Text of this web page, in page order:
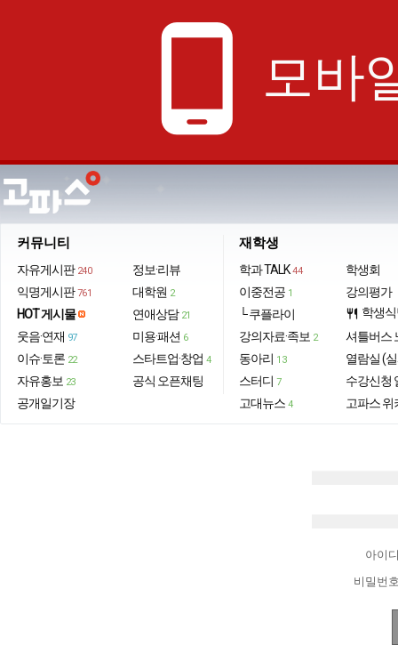
phone_android 모바
커뮤니티
자유게시판 240
익명게시판 761
HOT 게시물
웃음·연재 97
이슈·토론 22
자유홍보 23
공개일기장
정보·리뷰
대학원 2
연애상담 21
미용·패션 6
스타트업·창업 4
공식 오픈채팅
재학생
학과 TALK 44
이중전공 1
└ 쿠플라이
강의자료·족보 2
동아리 13
스터디 7
고대뉴스 4
학생회
강의평가
restaurant 학생
셔틀버스
열람실 (
수강신청
고파스 위
아이
비밀번